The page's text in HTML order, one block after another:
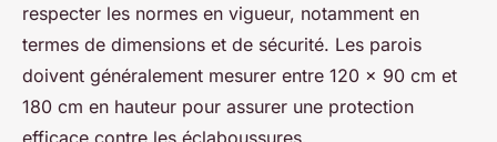
respecter les normes en vigueur, notamment en
termes de dimensions et de sécurité. Les parois
doivent généralement mesurer entre 120 x 90 cm et
180 cm en hauteur pour assurer une protection
efficace contre les éclaboussures.